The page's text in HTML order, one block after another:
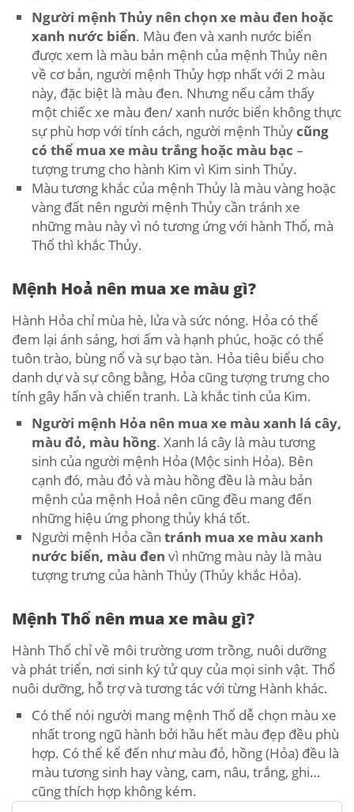
Người mệnh Thủy nên chọn xe màu đen hoặc
xanh nước biển. Màu đen và xanh nước biển
được xem là màu bản mệnh của mệnh Thủy nên
về cơ bản, người mệnh Thủy hợp nhất với 2 màu
này, đặc biệt là màu đen. Nhưng nếu cảm thấy
một chiếc xe màu đen/ xanh nước biển không thực
sự phù hơp với tính cách, người mệnh Thủycũng
có thể mua xe màu trắng hoặc màu bạc –
tượng trưng cho hành Kim vì Kim sinh Thủy.
Màu tương khắc của mệnh Thủy là màu vàng hoặc
vàng đất nên người mệnh Thủy cần tránh xe
những màu này vì nó tương ứng với hành Thổ, mà
Thổ thì khắc Thủy.
Mệnh Hoả nên mua xe màu gì?
Hành Hỏa chỉ mùa hè, lửa và sức nóng. Hỏa có thể
đem lại ánh sáng, hơi ấm và hạnh phúc, hoặc có thể
tuôn trào, bùng nổ và sự bạo tàn. Hỏa tiêu biểu cho
danh dự và sự công bằng, Hỏa cũng tượng trưng cho
tính gây hấn và chiến tranh. Là khắc tinh của Kim.
Người mệnh Hỏa nên mua xe màu xanh lá cây,
màu đỏ, màu hồng. Xanh lá cây là màu tương
sinh của người mệnh Hỏa (Mộc sinh Hỏa). Bên
cạnh đó, màu đỏ và màu hồng đều là màu bản
mệnh của mệnh Hoả nên cũng đều mang đến
những hiệu ứng phong thủy khá tốt.
Người mệnh Hỏa cần tránh mua xe màu xanh
nước biển, màu đen vì những màu này là màu
tượng trưng của hành Thủy (Thủy khắc Hỏa).
Mệnh Thổ nên mua xe màu gì?
Hành Thổ chỉ về môi trường ươm trồng, nuôi dưỡng
và phát triển, nơi sinh ký tử quy của mọi sinh vật. Thổ
nuôi dưỡng, hỗ trợ và tương tác với từng Hành khác.
Có thể nói người mang mệnh Thổ dễ chọn màu xe
nhất trong ngũ hành bởi hầu hết màu đẹp đều phù
hợp. Có thể kể đến như màu đỏ, hồng (Hỏa) đều là
màu tương sinh hay vàng, cam, nâu, trắng, ghi…
cũng thích hợp không kém.